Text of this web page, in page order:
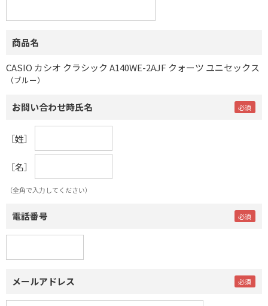
商品名
CASIO カシオ クラシック A140WE-2AJF クォーツ ユニセックス
（ブルー）
お問い合わせ時氏名
［姓］
［名］
（全角で入力してください）
電話番号
メールアドレス